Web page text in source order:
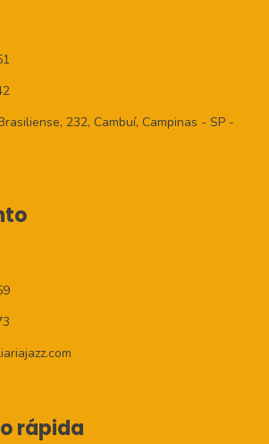
232, Cambuí, Campinas - SP -
rápida